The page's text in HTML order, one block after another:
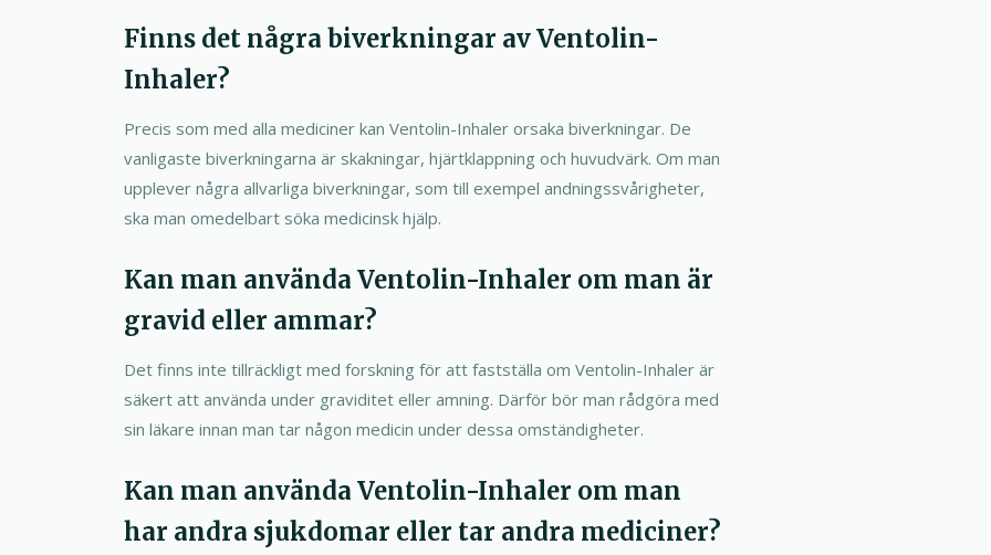
Finns det några biverkningar av Ventolin-
Inhaler?
Precis som med alla mediciner kan Ventolin-Inhaler orsaka biverkningar. De
vanligaste biverkningarna är skakningar, hjärtklappning och huvudvärk. Om man
upplever några allvarliga biverkningar, som till exempel andningssvårigheter,
ska man omedelbart söka medicinsk hjälp.
Kan man använda Ventolin-Inhaler om man är
gravid eller ammar?
Det finns inte tillräckligt med forskning för att fastställa om Ventolin-Inhaler är
säkert att använda under graviditet eller amning. Därför bör man rådgöra med
sin läkare innan man tar någon medicin under dessa omständigheter.
Kan man använda Ventolin-Inhaler om man
har andra sjukdomar eller tar andra mediciner?